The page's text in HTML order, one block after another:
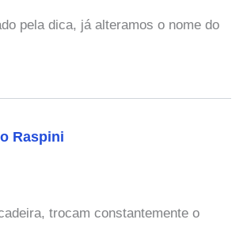
pela dica, já alteramos o nome do
Raspini
trocam constantemente o